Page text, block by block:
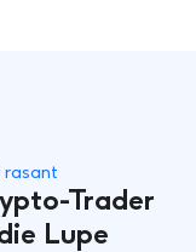
Trader
Lupe